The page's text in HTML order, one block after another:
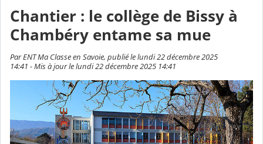
Chantier : le collège de Bissy à
Chambéry entame sa mue
Par ENT Ma Classe en Savoie, publié le lundi 22 décembre 2025
14:41 - Mis à jour le lundi 22 décembre 2025 14:41